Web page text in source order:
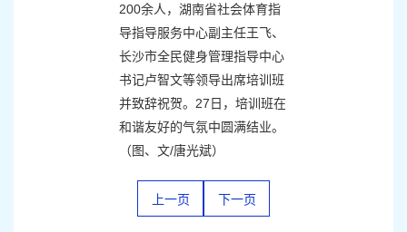
200余人，湖南省社会体育指
导指导服务中心副主任王飞、
长沙市全民健身管理指导中心
书记卢智文等领导出席培训班
并致辞祝贺。27日，培训班在
和谐友好的气氛中圆满结业。
（图、文/唐光斌）
上一页 下一页